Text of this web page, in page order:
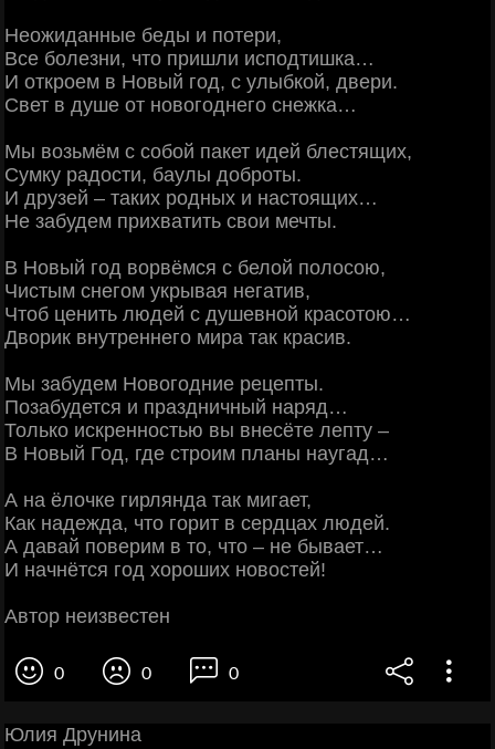
Неожиданные беды и потери,
Все болезни, что пришли исподтишка…
И откроем в Новый год, с улыбкой, двери.
Свет в душе от новогоднего снежка…
Мы возьмём с собой пакет идей блестящих,
Сумку радости, баулы доброты.
И друзей – таких родных и настоящих…
Не забудем прихватить свои мечты.
В Новый год ворвёмся с белой полосою,
Чистым снегом укрывая негатив,
Чтоб ценить людей с душевной красотою…
Дворик внутреннего мира так красив.
Мы забудем Новогодние рецепты.
Позабудется и праздничный наряд…
Только искренностью вы внесёте лепту –
В Новый Год, где строим планы наугад…
А на ёлочке гирлянда так мигает,
Как надежда, что горит в сердцах людей.
А давай поверим в то, что – не бывает…
И начнётся год хороших новостей!
Автор неизвестен
0 0 0
Юлия Друнина